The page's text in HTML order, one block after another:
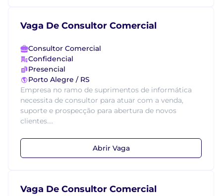
Vaga De Consultor Comercial
Consultor Comercial
Confidencial
Presencial
Porto Alegre / RS
Empresa no ramo de suprimentos de informática
necessita de consultor para atuar com a venda,
suporte e prospecção para abertura de novos
clientes....
Abrir Vaga
Vaga De Consultor Comercial